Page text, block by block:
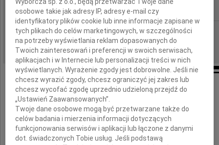
IMIĘ I NAZWISKO:
REGION: Lublin
DATA EMISJI: 16.09.2009
Koledze
Marcinowi Kiełbasie
wyrazy głębokiego współczucia
z powodu śmierci
osobowe takie jak adresy IP, adresy e-mail czy
identyfikatory plików cookie lub inne informacje zapisane w
tych plikach do celów marketingowych, w szczególności
na potrzeby wyświetlania reklam dopasowanych do
Twoich zainteresowań i preferencji w swoich serwisach,
aplikacjach i w Internecie lub personalizacji treści w nich
wyświetlanych. Wyrażenie zgody jest dobrowolne. Jeśli nie
chcesz wyrazić zgody, chcesz ograniczyć jej zakres lub
chcesz wycofać zgodę uprzednio udzieloną przejdź do
„Ustawień Zaawansowanych”.
Twoje dane osobowe mogą być przetwarzane także do
celów badania i mierzenia informacji dotyczących
funkcjonowania serwisów i aplikacji lub łączone z danymi
dot. świadczonych Tobie usług. Jeśli podstawą